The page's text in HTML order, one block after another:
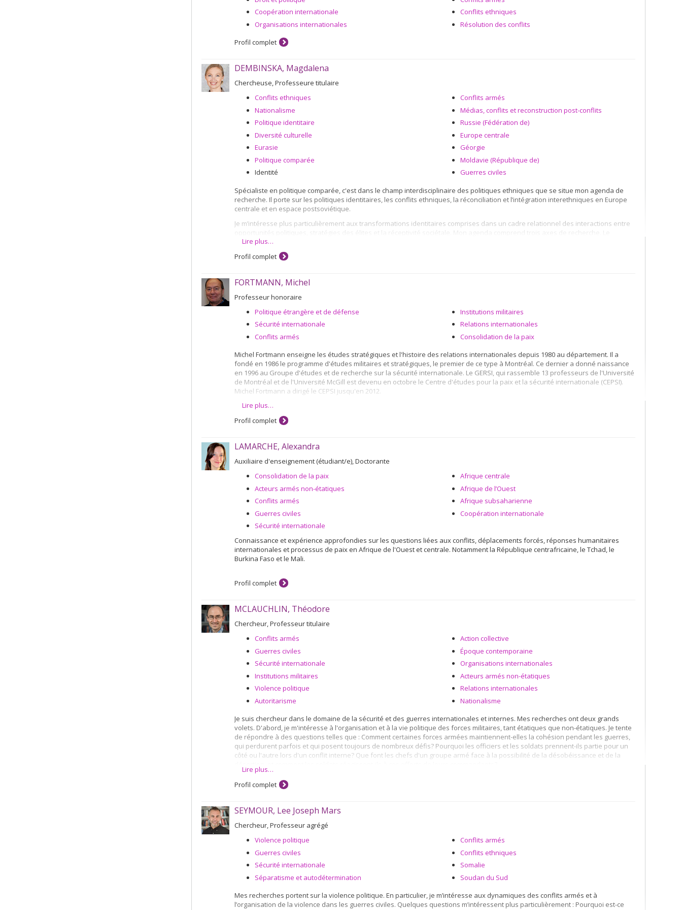
Coopération internationale
Organisations internationales
Conflits ethniques
Résolution des conflits
Profil complet
DEMBINSKA, Magdalena
Chercheuse, Professeure titulaire
Conflits ethniques
Nationalisme
Politique identitaire
Diversité culturelle
Eurasie
Politique comparée
Identité
Conflits armés
Médias, conflits et reconstruction post-conflits
Russie (Fédération de)
Europe centrale
Géorgie
Moldavie (République de)
Guerres civiles
Spécialiste en politique comparée, c'est dans le champ interdisciplinaire des politiques ethniques que se situe mon agenda de
recherche. Il porte sur les politiques identitaires, les conflits ethniques, la réconciliation et l’intégration interethniques en Europe
centrale et en espace postsoviétique.
Je m’intéresse plus particulièrement aux transformations identitaires comprises dans un cadre relationnel des interactions entre
opportunités politiques, stratégies des élites et la réceptivité sociétale. Mon agenda comprend trois axes de recherche. Le
premier explore les politiques de la reconnaissance et les mouvements ethno-politiques dans les pays post-communistes. Le
deuxième étudie les processus de la construction des nations et porte principalement sur les politiques historiques dans les
sociétés post-conflits armés et les de fato États, soit le Chypre turque, l'Abkhazie (Géorgie) et la Transnistrie (Moldova). Le
sociétés divisées. Avec Françoise Montambeault, nous étudions, par exemple, les mécanismes de délibération propices à la
formation des identités politiques collectives.
Lire plus…
Profil complet
FORTMANN, Michel
Professeur honoraire
Politique étrangère et de défense
Sécurité internationale
Conflits armés
Institutions militaires
Relations internationales
Consolidation de la paix
Michel Fortmann enseigne les études stratégiques et l'histoire des relations internationales depuis 1980 au département. Il a
fondé en 1986 le programme d'études militaires et stratégiques, le premier de ce type à Montréal. Ce dernier a donné naissance
en 1996 au Groupe d'études et de recherche sur la sécurité internationale. Le GERSI, qui rassemble 13 professeurs de l'Université
de Montréal et de l'Université McGill est devenu en octobre le Centre d'études pour la paix et la sécurité internationale (CEPSI).
Michel Fortmann a dirigé le CEPSI jusqu'en 2012.
Les thèmes de recherche qui l'ont intéressé au cours des années vont du contrôle des armements à la stratégie nucléaire en
passant par l'histoire de la guerre et ses transformations.
Lire plus…
Profil complet
LAMARCHE, Alexandra
Auxiliaire d'enseignement (étudiant/e), Doctorante
Consolidation de la paix
Acteurs armés non-étatiques
Conflits armés
Guerres civiles
Sécurité internationale
Afrique centrale
Afrique de l’Ouest
Afrique subsaharienne
Coopération internationale
Connaissance et expérience approfondies sur les questions liées aux conflits, déplacements forcés, réponses humanitaires
internationales et processus de paix en Afrique de l'Ouest et centrale. Notamment la République centrafricaine, le Tchad, le
Burkina Faso et le Mali.
Profil complet
MCLAUCHLIN, Théodore
Chercheur, Professeur titulaire
Conflits armés
Guerres civiles
Sécurité internationale
Institutions militaires
Violence politique
Autoritarisme
Action collective
Époque contemporaine
Organisations internationales
Acteurs armés non-étatiques
Relations internationales
Nationalisme
Je suis chercheur dans le domaine de la sécurité et des guerres internationales et internes. Mes recherches ont deux grands
volets. D'abord, je m'intéresse à l'organisation et à la vie politique des forces militaires, tant étatiques que non-étatiques. Je tente
de répondre à des questions telles que : Comment certaines forces armées maintiennent-elles la cohésion pendant les guerres,
qui perdurent parfois et qui posent toujours de nombreux défis? Pourquoi les officiers et les soldats prennent-ils partie pour un
côté ou l'autre lors d'un conflit interne? Que font les chefs d'un groupe armé face à la possibilité de la désobéissance et de la
Ensuite, j'analyse les relations internationales contemporaines liées aux conflits armés et à la stabilité. Pourquoi est-ce que les
États forment les armées d'autres pays, et avec quels résultats politiques? Comment les mutations actuelles du système
Lire plus…
Profil complet
SEYMOUR, Lee Joseph Mars
Chercheur, Professeur agrégé
Violence politique
Guerres civiles
Sécurité internationale
Séparatisme et autodétermination
Conflits armés
Conflits ethniques
Somalie
Soudan du Sud
Mes recherches portent sur la violence politique. En particulier, je m’intéresse aux dynamiques des conflits armés et à
l’organisation de la violence dans les guerres civiles. Quelques questions m’intéressent plus particulièrement : Pourquoi est-ce